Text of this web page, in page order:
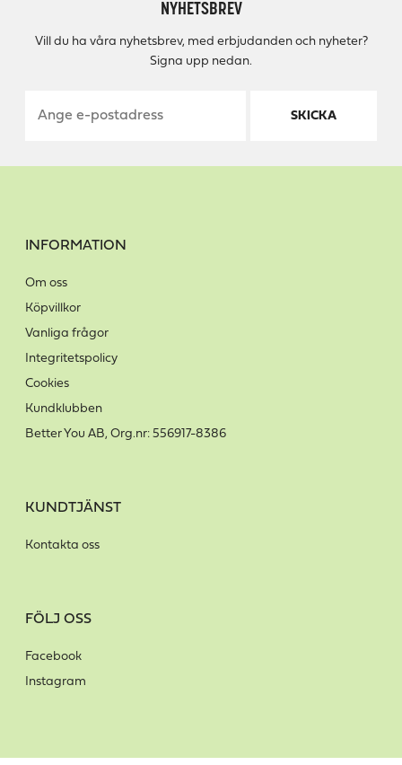
NYHETSBREV
Vill du ha våra nyhetsbrev, med erbjudanden och nyheter?
Signa upp nedan.
SKICKA
INFORMATION
Om oss
Köpvillkor
Vanliga frågor
Integritetspolicy
Cookies
Kundklubben
Better You AB, Org.nr: 556917-8386
KUNDTJÄNST
Kontakta oss
FÖLJ OSS
Facebook
Instagram